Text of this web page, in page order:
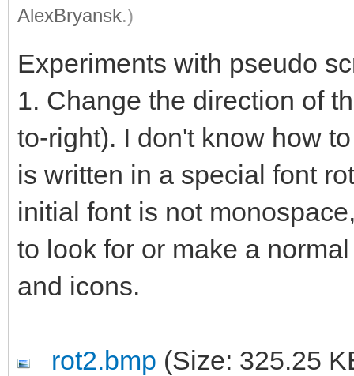
AlexBryansk.)
Experiments with pseudo
1. Change the direction of
to-right). I don't know how
is written in a special font
initial font is not
to look for or make a
and icons.
rot2.bmp (Size: 325.25